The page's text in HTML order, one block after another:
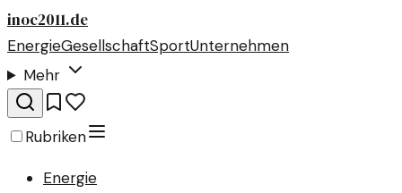
inoc2011.de
EnergieGesellschaftSportUnternehmen
Mehr
Rubriken
Energie